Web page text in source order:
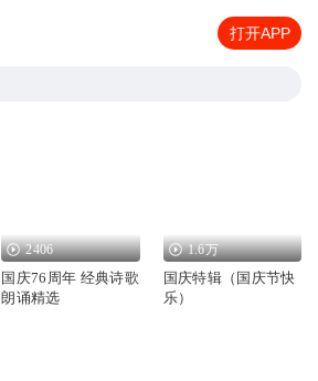
打开APP
2406
国庆76周年 经典诗歌
朗诵精选
1.6万
国庆特辑（国庆节快
乐）